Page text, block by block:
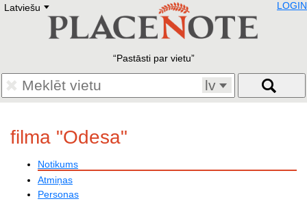
Latviešu E
Deutsch
Francais
Polski
Eestikeelne
LOGIN
Pastāsti par vietu
lv
filma "Odesa"
Notikums
Atmiņas
Personas